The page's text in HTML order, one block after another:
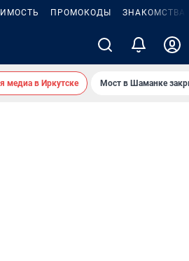
ПРОМОКОДЫ ЗНАКОМСТВА
медиа в Иркутске Мост в Шаманке